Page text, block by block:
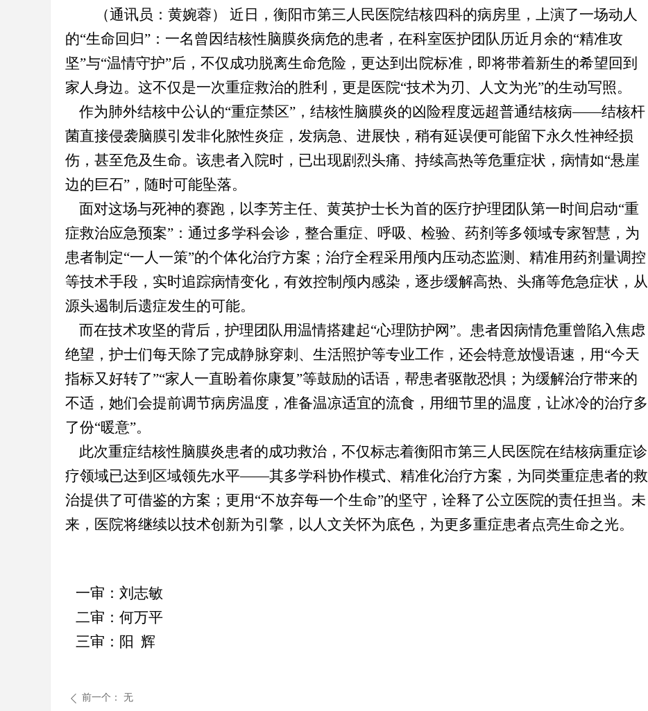
（通讯员：黄婉蓉）
近日，衡阳市第三人民医院结核四科的病房里，上演了一场动人
的“生命回归”：一名曾因结核性脑膜炎病危的患者，在科室医护团队历近月余的“精准攻
坚”与“温情守护”后，不仅成功脱离生命危险，更达到出院标准，即将带着新生的希望回到
家人身边。这不仅是一次重症救治的胜利，更是医院“技术为刃、人文为光”的生动写照。
作为肺外结核中公认的“重症禁区”，结核性脑膜炎的凶险程度远超普通结核病——结核杆
菌直接侵袭脑膜引发非化脓性炎症，发病急、进展快，稍有延误便可能留下永久性神经损
伤，甚至危及生命。该患者入院时，已出现剧烈头痛、持续高热等危重症状，病情如“悬崖
边的巨石”，随时可能坠落。
面对这场与死神的赛跑，以李芳主任、黄英护士长为首的医疗护理 团队第一时间启动“重
症救治应急预案”：通过多学科会诊 ， 整合重症、 呼吸、 检验、药剂等多领域专家智慧，为
患者制定“一人一策”的个体化治疗方案；治疗全程采用颅内压动态监测、精准用药剂量调控
等技术手段，实时追踪病情变化，有效控制颅内感染，逐步缓解高热、头痛等危急症状，从
源头遏制后遗症发生的可能。
而在技术攻坚的背后，护理团队用温情搭建起“心理防护网”。患者因病情危重曾陷入焦虑
绝望，护士们每天除了完成静脉穿刺、生活照护等专业工作，还会特意放慢语速，用“今天
指标又好转了”“家人一直盼着你康复”等鼓励的话语，帮患者驱散恐惧；为缓解治疗带来的
不适，她们会提前调节病房温度，准备温凉适宜的流食，用细节里的温度，让冰冷的治疗多
了份“暖意”。
此次重症结核性脑膜炎患者的成功救治，不仅标志着衡阳市第三人民医院在结核病重症诊
疗领域已达到区域领先水平——其多学科协作模式、精准化治疗方案，为同类重症患者的救
治提供了可借鉴的方案；更用“不放弃每一个生命”的坚守，诠释了公立医院的责任担当。未
来，医院将继续以技术创新为引擎，以人文关怀为底色，为更多重症患者点亮生命之光。
一审：刘志敏
二审：何万平
三审：阳 辉
ꄴ 前一个： 无